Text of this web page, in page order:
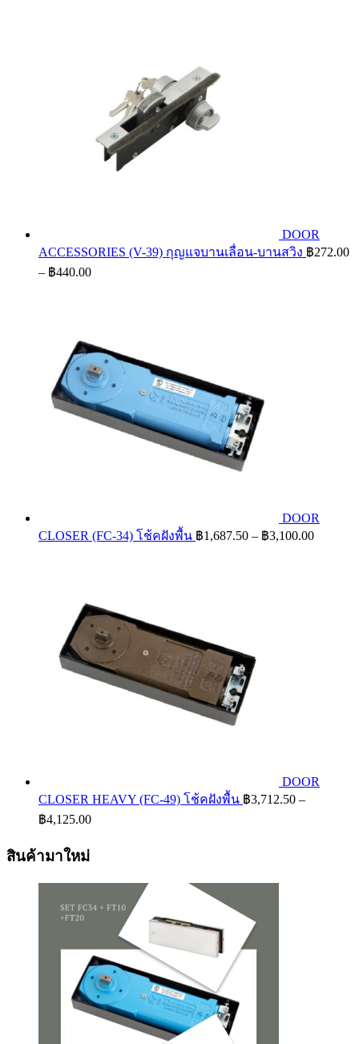
DOOR
ACCESSORIES (V-39) กุญแจบานเลื่อน-บานสวิง ฿272.00
– ฿440.00Price
DOOR
CLOSER (FC-34) โช้คฝังพื้น ฿1,687.50 – ฿3,100.00Price
DOOR
CLOSER HEAVY (FC-49) โช้คฝังพื้น ฿3,712.50 –
฿4,125.00Price
฿4,125.00
สินค้ามาใหม่